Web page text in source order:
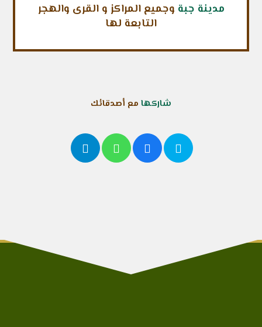
مدينة جبة وجميع المراكز و القرى والهجر
التابعة لها
شاركها مع أصدقائك